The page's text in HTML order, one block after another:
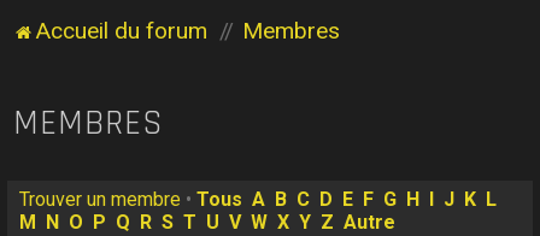
Accueil du forum Membres
MEMBRES
Trouver un membre •Tous A B C D E F G H J K L
M
N O P Q R S T U V W X Y Z Autre